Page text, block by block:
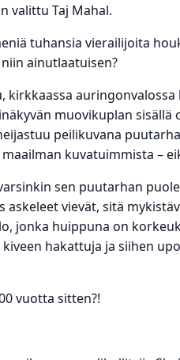
valittu Taj Mahal.
tuhansia vierailijoita
niin ainutlaatuisen?
muovikuplan
peilikuvana
kuvatuimmista –
sen puutarhan
vievät, sitä
jonka huippuna on
hakattuja ja siihen
vuotta sitten?!